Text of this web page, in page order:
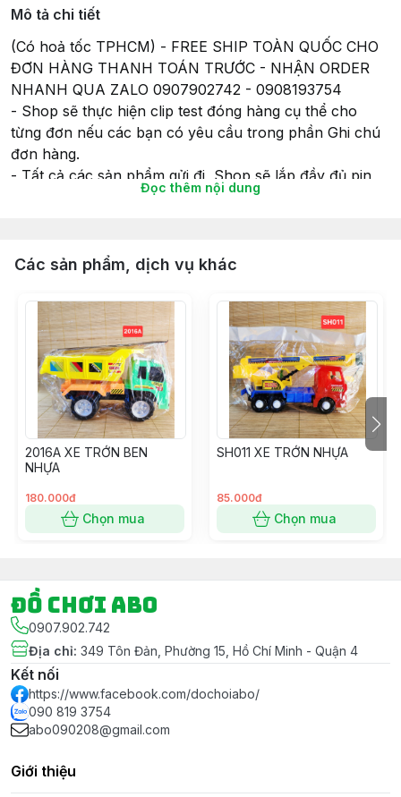
Mô tả chi tiết
(Có hoả tốc TPHCM) - FREE SHIP TOÀN QUỐC CHO
ĐƠN HÀNG THANH TOÁN TRƯỚC - NHẬN ORDER
NHANH QUA ZALO 0907902742 - 0908193754
- Shop sẽ thực hiện clip test đóng hàng cụ thể cho
từng đơn nếu các bạn có yêu cầu trong phần Ghi chú
đơn hàng.
- Tất cả các sản phẩm gửi đi, Shop sẽ lắp đầy đủ pin
(nếu có) để đảm bảo tính tiện lợi và có thể chơi ngay
mình.
TMĐT nên Bạn vui lòng đọc kỹ thông tin về Giao hàng
khi kết đơn nhé.
- Ngoài ra Shop còn có dịch vụ Gói Quà Miễn Phí khi
Khách hàng có Yêu Cầu cho mục đích tặng quà – Vui
lòng ghi chú Đơn hàng nếu có nhu cầu và cho Shop
xin thông tin màu Giấy gói luôn nhé.
#dochoi #dochoitreem #dochoichobe #dochoibegai
#dochoibetrai #dochoihoatoc #hoatoc #goiqua
#goiquamienphi #capybara #xedieukhien
#xedieukhientuxa #nado #conquay #conquaynado
Đọc thêm nội dung
Các sản phẩm, dịch vụ khác
2016A XE TRỚN BEN
NHỰA
180.000đ
Chọn mua
SH011 XE TRỚN NHỰA
85.000đ
Chọn mua
Đồ chơi ABO
0907.902.742
Địa chỉ: 349 Tôn Đản, Phường 15, Hồ Chí Minh - Quận 4
Kết nối
https://www.facebook.com/dochoiabo/
090 819 3754
abo090208@gmail.com
Giới thiệu